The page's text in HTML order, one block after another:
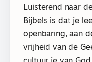
Luisterend naar
Bijbels is dat je
openbaring, aan
vrijheid van de